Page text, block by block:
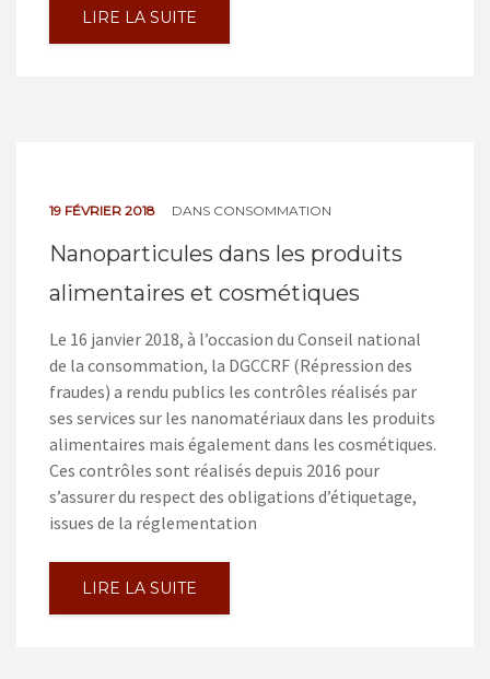
LIRE LA SUITE
19 FÉVRIER 2018 DANS CONSOMMATION
Nanoparticules dans les produits
alimentaires et cosmétiques
Le 16 janvier 2018, à l’occasion du Conseil national
de la consommation, la DGCCRF (Répression des
fraudes) a rendu publics les contrôles réalisés par
ses services sur les nanomatériaux dans les produits
alimentaires mais également dans les cosmétiques.
Ces contrôles sont réalisés depuis 2016 pour
s’assurer du respect des obligations d’étiquetage,
issues de la réglementation
LIRE LA SUITE